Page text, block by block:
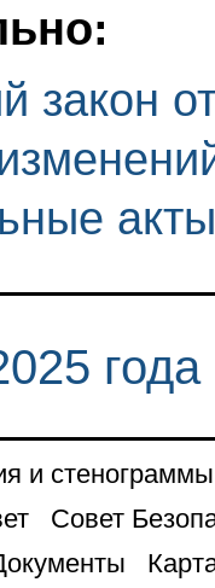
закон
года
и стенограммы
Совет